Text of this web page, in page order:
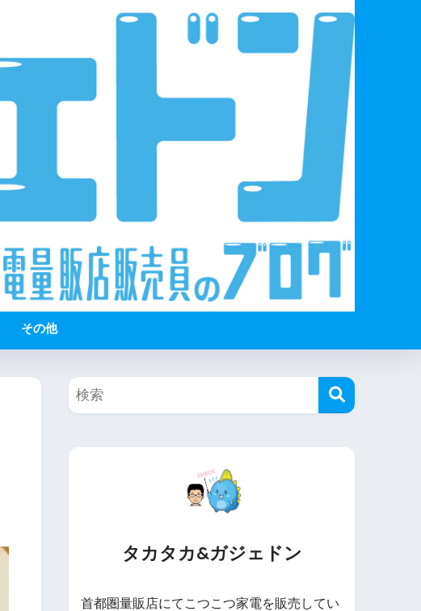
その他
タカタカ&ガジェドン
首都圏量販店にてこつこつ家電を販売してい